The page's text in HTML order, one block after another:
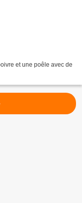
et une poêle avec de